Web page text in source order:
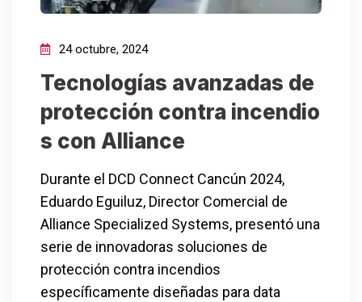
24 octubre, 2024
Tecnologías avanzadas de
protección contra incendio
s con Alliance
Durante el DCD Connect Cancún 2024,
Eduardo Eguiluz, Director Comercial de
Alliance Specialized Systems, presentó una
serie de innovadoras soluciones de
protección contra incendios
específicamente diseñadas para data